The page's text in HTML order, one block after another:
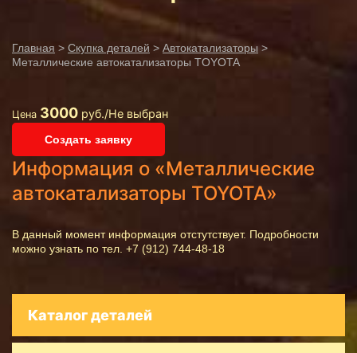
Главная > Скупка деталей > Автокатализаторы >
Металлические автокатализаторы TOYOTA
Цена 3000 руб./Не выбран
Создать заявку
Информация о «Металлические
автокатализаторы TOYOTA»
В данный момент информация отстутствует. Подробности
можно узнать по тел. +7 (912) 744-48-18
Каталог деталей